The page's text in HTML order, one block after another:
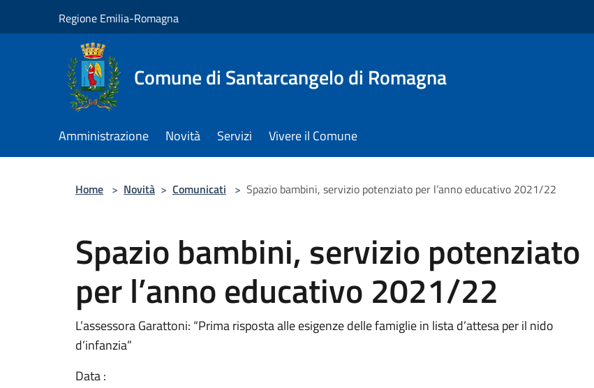
Regione Emilia-Romagna
Comune di Santarcangelo di Romagna
Amministrazione Novità Servizi Vivere il Comune
Home > Novità > Comunicati > Spazio bambini, servizio potenziato per l’anno educativo 2021/22
Spazio bambini, servizio potenziato
per l’anno educativo 2021/22
L’assessora Garattoni: “Prima risposta alle esigenze delle famiglie in lista d’attesa per il nido
d’infanzia”
Data :